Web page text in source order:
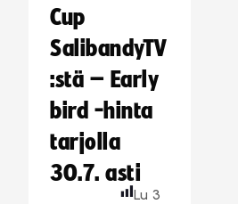
Cup
SalibandyTV
:stä – Early
bird -hinta
tarjolla
30.7. asti
Lu 3